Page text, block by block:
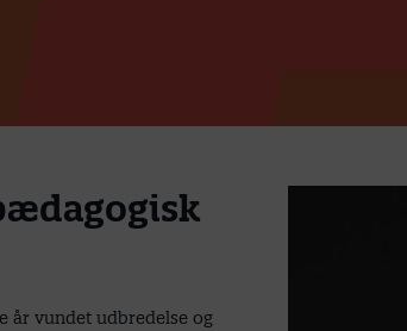
år vundet udbredelse og